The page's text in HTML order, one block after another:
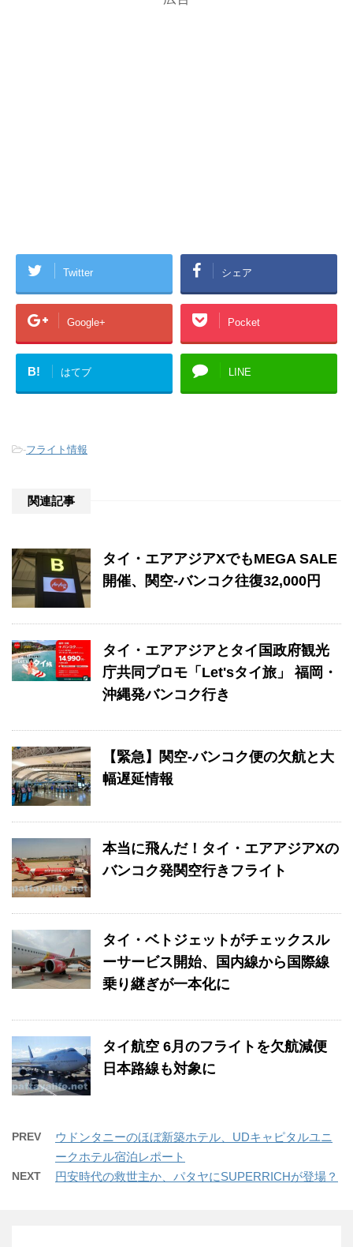
Twitter シェア
Google+ Pocket
B! はてブ LINE
-フライト情報
関連記事
タイ・エアアジアXでもMEGA SALE
開催、関空-バンコク往復32,000円
タイ・エアアジアとタイ国政府観光
庁共同プロモ「Let'sタイ旅」 福岡・
沖縄発バンコク行き
【緊急】関空-バンコク便の欠航と大
幅遅延情報
本当に飛んだ！タイ・エアアジアXの
バンコク発関空行きフライト
タイ・ベトジェットがチェックスル
ーサービス開始、国内線から国際線
乗り継ぎが一本化に
タイ航空 6月のフライトを欠航減便
日本路線も対象に
PREV
ウドンタニーのほぼ新築ホテル、UDキャピタルユニ
ークホテル宿泊レポート
NEXT 円安時代の救世主か、パタヤにSUPERRICHが登場？